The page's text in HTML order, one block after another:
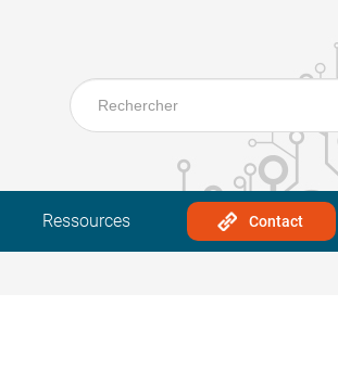
Ressources Contact